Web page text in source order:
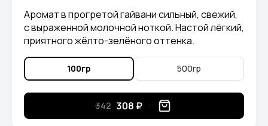
Аромат в прогретой гайвани сильный, свежий,
с выраженной молочной ноткой. Настой лёгкий,
приятного жёлто-зелёного оттенка.
100гр 500гр
342 308 ₽